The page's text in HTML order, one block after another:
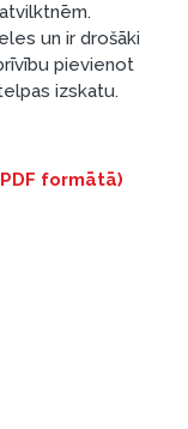
aizņemties,
iespējas.
un ir drošāki
pievienot
izskatu.
formātā)